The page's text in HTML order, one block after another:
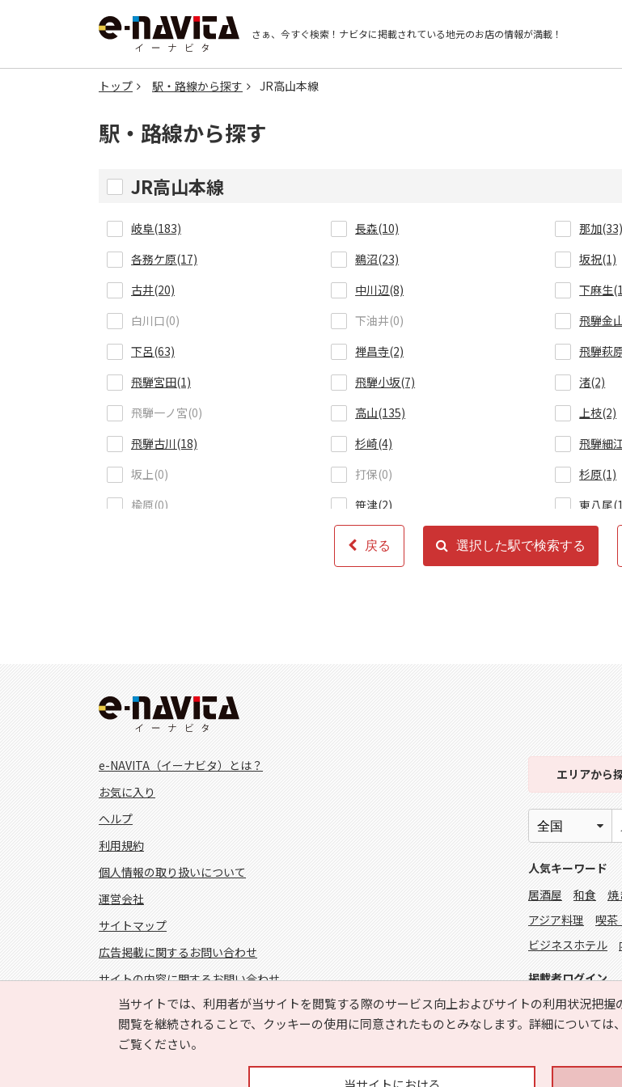
さぁ、今すぐ検索！ ナビタに掲載されている地元のお店の情報が満載！
トップ 駅・路線から探す JR高山本線
駅・路線から探す
JR高山本線
岐阜(183) 長森(10) 那加(33)
各務ケ原(17)
鵜沼(23) 坂祝(1)
古井(20)
中川辺(8) 下麻生
白川口(0)
下油井(0) 飛騨金
下呂(63)
禅昌寺(2) 飛騨萩
飛騨宮田(1)
飛騨小坂(7) 渚(2)
飛騨一ノ宮(0)
高山(135) 上枝(2)
飛騨古川(18)
杉崎(4) 飛騨細
坂上(0)
打保(0) 杉原(1)
楡原(0)
笹津(2) 東八尾
速星(23) 婦中鵜
戻る 選択した駅で検索する
当サイトでは、利用者が当サイトを閲覧する際のサービス向上およびサイトの利用状況把
閲覧を継続されることで、クッキーの使用に同意されたものとみなします。詳細については、
ご覧ください。
e-NAVITA（イーナビタ）とは？
お気に入り
ヘルプ
利用規約
個人情報の取り扱いについて
運営会社
サイトマップ
広告掲載に関するお問い合わせ
サイトの内容に関するお問い合わせ
エリアから
人気キーワード
居酒屋
和食 焼
アジア料理
喫茶
ビジネスホテル
掲載者ログイン
FOLLOW US!